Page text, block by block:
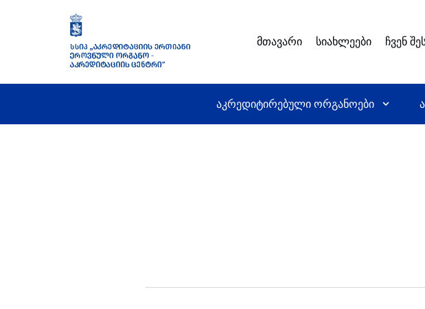
მთავარი სიახლეები ჩვენ
აკრედიტირებული ორგანოები